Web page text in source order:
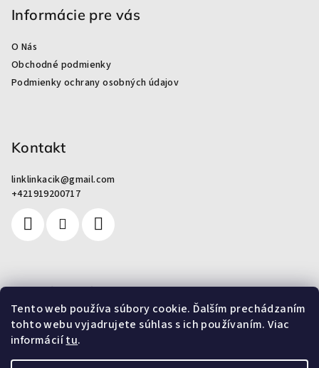
Tento web používa súbory cookie. Ďalším prechádzaním
tohto webu vyjadrujete súhlas s ich používaním. Viac
informáciítu.
Informácie pre vás
O Nás
Obchodné podmienky
Podmienky ochrany osobných údajov
Kontakt
linklinkacik@gmail.com
+421919200717
Pre zákazníkov
Od odpadu k umeniu